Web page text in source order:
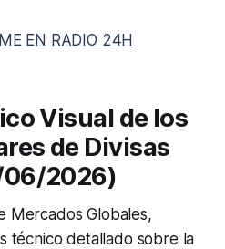
EN RADIO 24H
Visual de los
de Divisas
06/2026)
Mercados Globales,
técnico detallado sobre la